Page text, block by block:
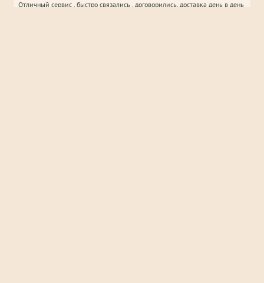
Отличный сервис , быстро связались , договорились, доставка день в день